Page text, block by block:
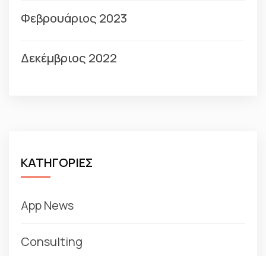
Φεβρουάριος 2023
Δεκέμβριος 2022
ΚΑΤΗΓΟΡΙΕΣ
App News
Consulting